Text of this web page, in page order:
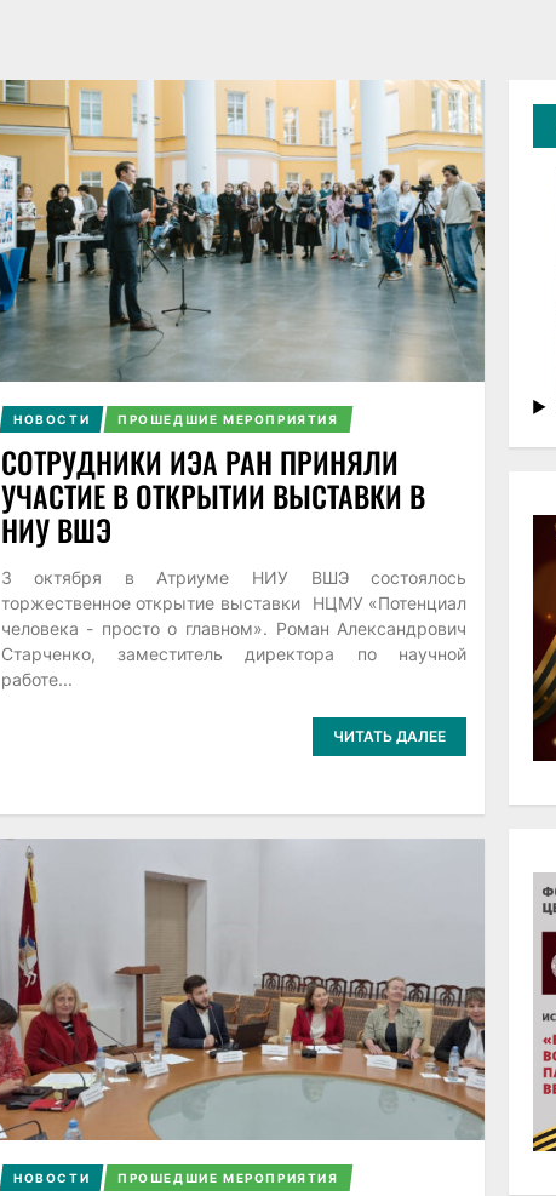
НОВОСТИ ПРОШЕДШИЕ МЕРОПРИЯТИЯ
СОТРУДНИКИ ИЭА РАН ПРИНЯЛИ
УЧАСТИЕ В ОТКРЫТИИ ВЫСТАВКИ В
НИУ ВШЭ
3 октября в Атриуме НИУ ВШЭ состоялось
торжественное открытие выставки НЦМУ «Потенциал
человека - просто о главном». Роман Александрович
Старченко, заместитель директора по научной
работе...
ЧИТАТЬ ДАЛЕЕ
НОВОСТИ ПРОШЕДШИЕ МЕРОПРИЯТИЯ